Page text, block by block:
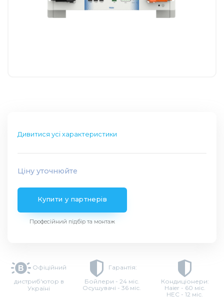
Дивитися усі характеристики
Ціну уточнюйте
Купити у партнерів
Професійний підбір та монтаж
Офіційний
дистриб'ютор в
Україні
Гарантія:
Бойлери - 24 міс.
Осушувачі - 36 міс.
Кондиціонери:
Haier - 60 міс.
HEC - 12 міс.